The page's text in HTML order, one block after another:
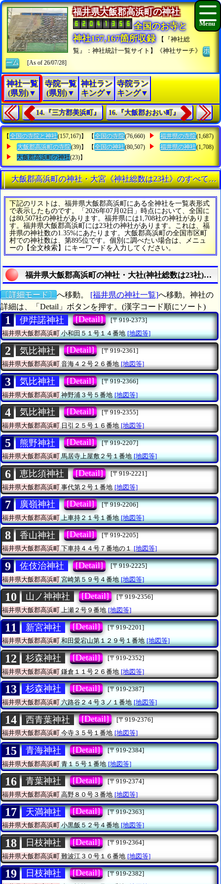
福井県大飯郡高浜町の神社
全国のお寺と
神社157,167箇所収録
【『神社総
覧』：神社統計一覧サイト】《神社サーチ》ホ
ーム
[As of 26/07/28]
神社一覧
(県別)▼
寺院一覧
(県別)▼
神社ラン
キング▼
寺院ラン
キング▼
14.『三方郡美浜町』 16.『大飯郡おおい町』
【 全国の寺院と神社(157,167)】 【 全国の寺院(76,660) 福井県の寺院(1,687)
大飯郡高浜町の寺院(39)】 【 全国の神社(80,507) 福井県の神社(1,708)
大飯郡高浜町の神社(23)】
大飯郡高浜町の神社・大宮《神社総数は23社》のすべてを
下記のリストは、福井県大飯郡高浜町にある全神社を一覧表形式
で表示したものです。「2026年07月02日」時点において、全国に
は80,507社の神社があります。福井県には1,708社の神社がありま
す。福井県大飯郡高浜町には23社の神社があります。これは、福
井県の神社数の1.35%にあたります。大飯郡高浜町の全国市区町
村での神社数は、第895位です。個別に調べたい場合は、メニュ
ーの【全文検索】にキーワードを入力してください。
福井県大飯郡高浜町の神社・大社(神社総数は23社)を調
〔詳細モード〕 へ移動。 [福井県の神社一覧]へ移動。神社の
詳細は、「Detail」ボタンを押す。(漢字コード順にソート)
1 伊弉諾神社 [Detail]
[〒919-2373]
福井県大飯郡高浜町小和田５１号１４番地 [地図等]
2 気比神社 [Detail]
[〒919-2361]
福井県大飯郡高浜町音海４２号２６番地 [地図等]
3 気比神社 [Detail]
[〒919-2366]
福井県大飯郡高浜町神野浦３号５番地 [地図等]
4 気比神社 [Detail]
[〒919-2355]
福井県大飯郡高浜町 日引２５号１６番地 [地図等]
5 熊野神社 [Detail]
[〒919-2207]
福井県大飯郡高浜町馬居寺上屋敷２号１番地 [地図等]
6 恵比須神社 [Detail]
[〒919-2221]
福井県大飯郡高浜町 事代第２号１番地 [地図等]
7 廣嶺神社 [Detail]
[〒919-2206]
福井県大飯郡高浜町上車持２１号１番地 [地図等]
8 香山神社 [Detail]
[〒919-2205]
福井県大飯郡高浜町下車持４４号７番地の１ [地図等]
9 佐伎治神社 [Detail]
[〒919-2225]
福井県大飯郡高浜町宮崎第５９号４番地 [地図等]
10 山ノ神神社 [Detail]
[〒919-2356]
福井県大飯郡高浜町 上瀬２号９番地 [地図等]
11 新宮神社 [Detail]
[〒919-2201]
福井県大飯郡高浜町和田愛宕山第１２９号１番地 [地図等]
12 杉森神社 [Detail]
[〒919-2352]
福井県大飯郡高浜町 鎌倉１１号２６番地 [地図等]
13 杉森神社 [Detail]
[〒919-2387]
福井県大飯郡高浜町六路谷２４号３ノ１番地 [地図等]
14 西青葉神社 [Detail]
[〒919-2376]
福井県大飯郡高浜町今寺３５号１番地 [地図等]
15 青海神社 [Detail]
[〒919-2384]
福井県大飯郡高浜町青１５号１番地 [地図等]
16 青葉神社 [Detail]
[〒919-2374]
福井県大飯郡高浜町 高野８０号３番地 [地図等]
17 天満神社 [Detail]
[〒919-2363]
福井県大飯郡高浜町小黒飯５２号４番地 [地図等]
18 日枝神社 [Detail]
[〒919-2364]
福井県大飯郡高浜町 難波江３０号１６番地 [地図等]
19 日枝神社 [Detail]
[〒919-2382]